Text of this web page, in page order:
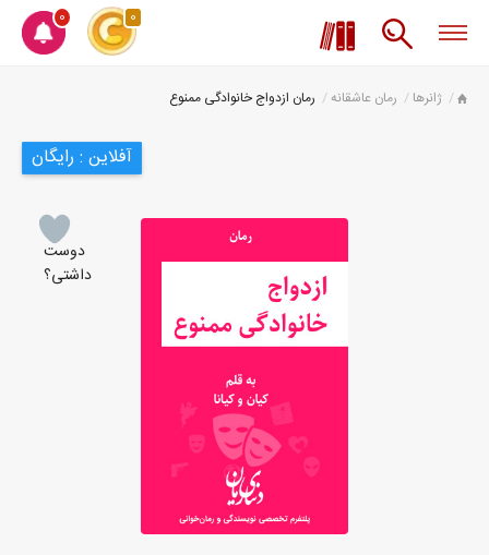
0 0
ژانرها رمان عاشقانه رمان ازدواج خانوادگی ممنوع
آفلاین : رایگان
دوست
داشتی؟